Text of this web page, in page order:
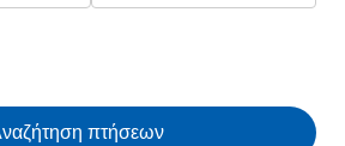
πτήσεων